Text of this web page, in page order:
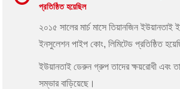
প্রতিষ্ঠিত হয়েছিল
২০১৫ সালের মার্চ মাসে তিয়ানজিন ইউয়ানতাই
ইনসুলেশন পাইপ কোং, লিমিটেড প্রতিষ্ঠিত
ইউয়ানতাই ডেরুন গ্রুপ তাদের ক্ষয়রোধী এবং
সম্ভার বাড়িয়েছে।